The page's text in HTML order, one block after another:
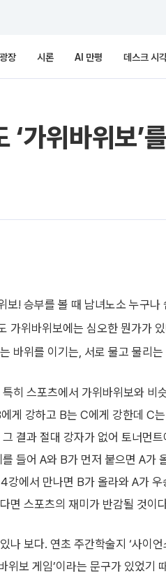
장 시론 AI 만평 데스크 시
가위바위보’
보! 승부를 볼 때 남녀노소 누구
가위바위보에는 심오한 뭔가가
바위를 이기는, 서로 물고 물리
히 스포츠에서 가위바위보와 비
게 강하고 B는 C에게 강한데 C
그 결과 절대 강자가 없어 토너먼
를 들어 A와 B가 먼저 붙으면 A가
강에서 만나면 B가 올라와 A가
면 스포츠의 재미가 반감될 것이
보다. 연초 주간학술지 ‘사이언
보 게임’이라는 문구가 있었기